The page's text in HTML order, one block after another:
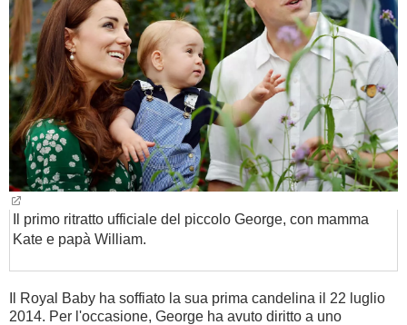
BAMBINO
DIETA
GUIDE
FORUM
Il primo ritratto ufficiale del piccolo George, con mamma
Kate e papà William.
Il Royal Baby ha soffiato la sua prima candelina il 22 luglio
2014. Per l'occasione, George ha avuto diritto a uno